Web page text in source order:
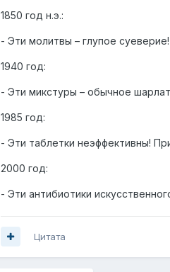
1850 год н.э.:
- Эти молитвы – глупое
1940 год:
- Эти микстуры – обычное
1985 год:
- Эти таблетки неэффективны!
2000 год:
- Эти антибиотики
Цитата